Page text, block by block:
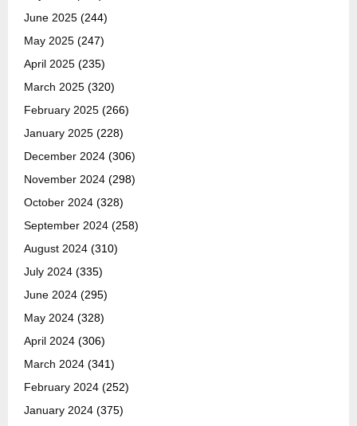
June 2025 (244)
May 2025 (247)
April 2025 (235)
March 2025 (320)
February 2025 (266)
January 2025 (228)
December 2024 (306)
November 2024 (298)
October 2024 (328)
September 2024 (258)
August 2024 (310)
July 2024 (335)
June 2024 (295)
May 2024 (328)
April 2024 (306)
March 2024 (341)
February 2024 (252)
January 2024 (375)